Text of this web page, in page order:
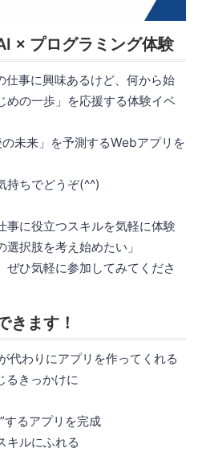
× プログラミング体験
仕事に興味あるけど、何から始
めの一歩」を応援する体験イベ
未来」を予測するWebアプリを
持ちでどうぞ(^^)
事に役立つスキルを気軽に体験
択肢を考え始めたい」
ひ気軽に参加してみてくださ
きます！
代わりにアプリを作ってくれる
るきっかけに
するアプリを完成
キルにふれる